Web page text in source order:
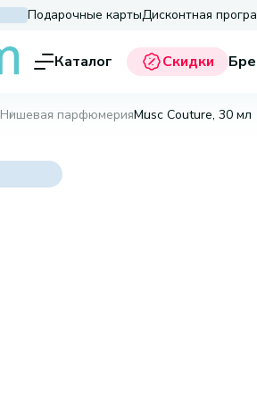
Подарочные картыДисконтная
Каталог Скидки
Нишевая парфюмерияMusc Couture, 30 мл